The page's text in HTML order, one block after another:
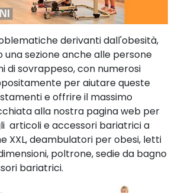
derivanti dall'obesità,
sezione anche alle persone
di sovrappeso, con numerosi
per aiutare queste
e offrire il massimo
alla nostra pagina web per
articoli e accessori bariatrici a
XXL, deambulatori per obesi, letti
poltrone, sedie da bagno
bariatrici.